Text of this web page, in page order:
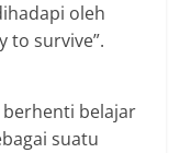
oleh
to survive”.
belajar
suatu